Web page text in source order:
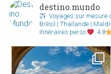
destino.mundo
Voyages sur mesure
Brésil | Thaïlande |
itinéraires perso
4.8